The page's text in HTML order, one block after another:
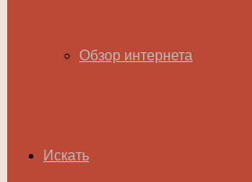
Обзор интернета
Искать